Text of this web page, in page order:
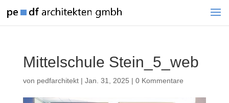
Mittelschule Stein_5_web
von pedfarchitekt| Jan. 31, 2025 | 0 Kommentare